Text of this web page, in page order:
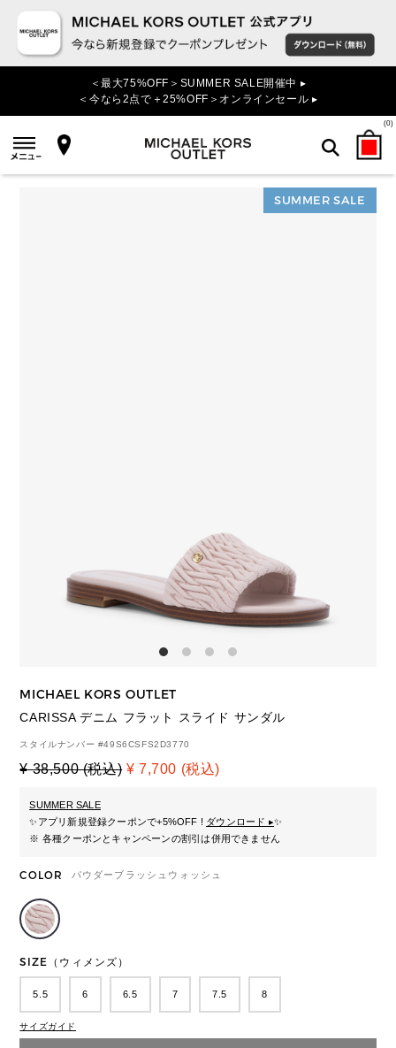
＜最大75%OFF＞SUMMER SALE開催中 ▸
＜今なら2点で＋25%OFF＞オンラインセール ▸
(0)
検索
SUMMER SALE
MICHAEL KORS OUTLET
CARISSA デニム フラット スライド サンダル
スタイルナンバー #49S6CSFS2D3770
¥ 38,500 (税込) ¥ 7,700 (税込)
SUMMER SALE
✨アプリ新規登録クーポンで+5%OFF ! ダウンロード ▸✨
※ 各種クーポンとキャンペーンの割引は併用できません
COLOR パウダーブラッシュウォッシュ
SIZE（ウィメンズ）
5.5 6 6.5 7 7.5 8
サイズガイド